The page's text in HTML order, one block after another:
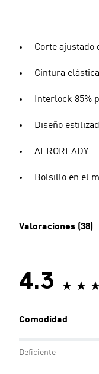
Corte ajustado
Cintura elástica
Interlock 85%
Diseño
AEROREADY
Bolsillo en el
Valoraciones (38)
4.3
Comodidad
Deficiente